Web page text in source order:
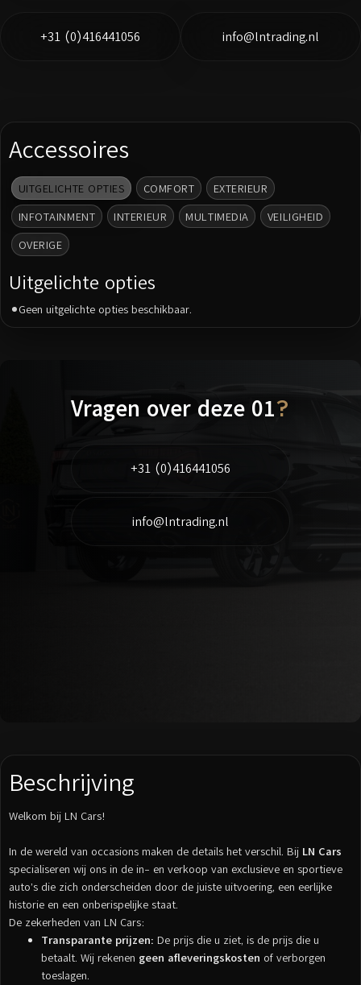
+31 (0)416441056 info@lntrading.nl
Accessoires
UITGELICHTE OPTIES COMFORT
EXTERIEUR
INFOTAINMENT
INTERIEUR MULTIMEDIA
VEILIGHEID
OVERIGE
Uitgelichte opties
Geen uitgelichte opties beschikbaar.
Vragen over deze 01?
+31 (0)416441056
info@lntrading.nl
Beschrijving
Welkom bij LN Cars!
In de wereld van occasions maken de details het verschil. Bij LN Cars
specialiseren wij ons in de in- en verkoop van exclusieve en sportieve
auto’s die zich onderscheiden door de juiste uitvoering, een eerlijke
historie en een onberispelijke staat.
De zekerheden van LN Cars:
Transparante prijzen: De prijs die u ziet, is de prijs die u
betaalt. Wij rekenen geen afleveringskosten of verborgen
toeslagen.